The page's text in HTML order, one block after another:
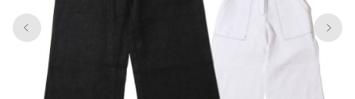
アクセサリー
その他
その他
すべてのシューズ
ソックス
アンダーウェア
水着
クラッチ / セカンドバッグ
ウエストバッグ
その他
その他
すべてのアクセサリー
すべてのその他
アクセサリー
その他
その他
すべてのシューズ
ワンピース
スカート
ソックス
クラッチ / セカンドバッグ
ウエストバッグ
その他
その他
すべてのアクセサリー
すべてのその他